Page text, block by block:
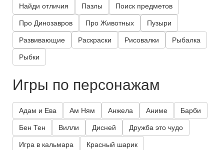
Найди отличия Пазлы Поиск предметов
Про Динозавров Про Животных Пузыри
Развивающие Раскраски Рисовалки Рыбалка
Рыбки
Игры по персонажам
Адам и Ева Ам Ням Анжела Аниме Барби
Бен Тен Вилли Дисней Дружба это чудо
Игра в кальмара Красный шарик